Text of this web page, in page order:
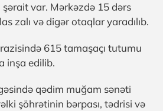
var. Mərkəzdə 15 dərs
zalı və digər otaqlar yaradılıb.
615 tamaşaçı tutumu
inşa edilib.
qədim muğam sənəti
şöhrətinin bərpası, tədrisi və